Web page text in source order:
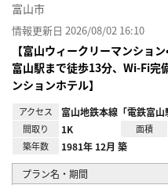
富山市
情報更新日 2026/08/02 16:10
【富山ウィークリーマンショ
富山駅まで徒歩13分、Wi-Fi
ンションホテル】
アクセス 富山地鉄本線「電鉄富
間取り 1K 面積
築年数 1981年 12月 築
プラン名・期間